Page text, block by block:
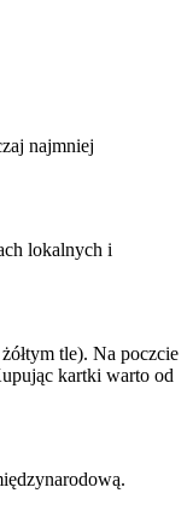
najmniej
lokalnych i
tle). Na poczcie
kartki warto od